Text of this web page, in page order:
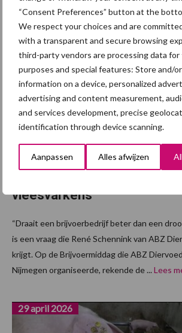
“Consent Preferences” button at the
We respect your choices and are
with a transparent and secure browsing
third-party vendors are processing data
purposes and special features: Store and/
information on a device, personalized
advertising and content measurement,
and services development, precise
identification through device scanning.
Aanpassen Alles afwijzen
Diervoeders heeft tips om de voerkosten op
vleesvarkens”
9 juni 2026
“Draait een brijvoerbedrijf beter dan een
is een vraag die René Schennink van ABZ
krijgt. Op de Brijvoermiddag die ABZ
Nijmegen organiseerde, rekende de ... Lees
29 april 2026